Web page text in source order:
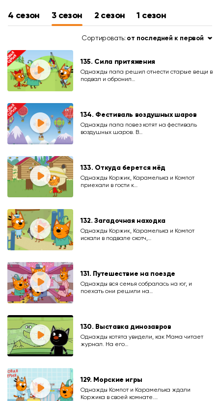
4 сезон 3 сезон 2 сезон 1 сезон
Сортировать: от последней к первой
135. Сила притяжения
Однажды папа решил отнести старые вещи в
подвал и обронил…
134. Фестиваль воздушных шаров
Однажды папа повез котят на фестиваль
воздушных шаров. В…
133. Откуда берется мёд
Однажды Коржик, Карамелька и Компот
приехали в гости к…
132. Загадочная находка
Однажды Коржик, Карамелька и Компот
искали в подвале скотч,…
131. Путешествие на поезде
Однажды вся семья собралась на юг, и
поехать они решили на…
130. Выставка динозавров
Однажды котята увидели, как Мама читает
журнал. На его…
129. Морские игры
Однажды Компот и Карамелька ждали
Коржика в своей комнате.…